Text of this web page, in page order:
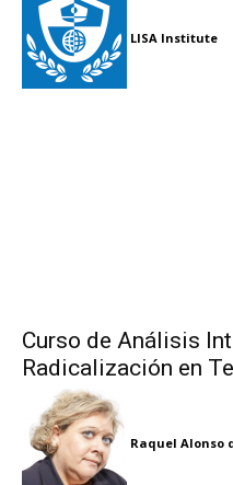
LISA Institute
Curso de Análisis
Radicalización en
Raquel Alonso